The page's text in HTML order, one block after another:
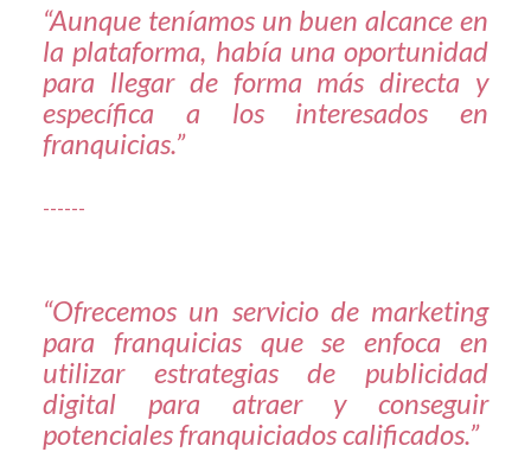
“Aunque teníamos un buen alcance en
la plataforma, había una oportunidad
para llegar de forma más directa y
específica a los interesados en
franquicias.”
------
“Ofrecemos un servicio de marketing
para franquicias que se enfoca en
utilizar estrategias de publicidad
digital para atraer y conseguir
potenciales franquiciados calificados.”